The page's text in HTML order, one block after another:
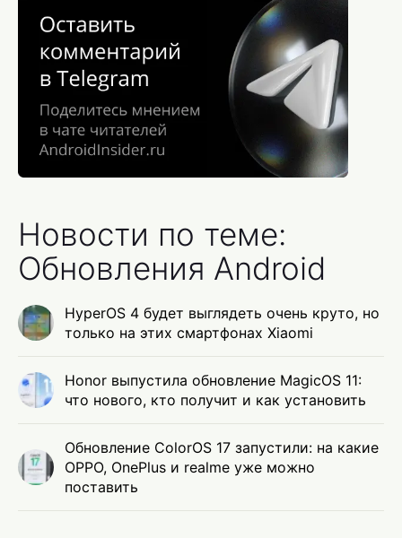
Новости по теме:
Обновления Android
HyperOS 4 будет выглядеть очень круто, но
только на этих смартфонах Xiaomi
Honor выпустила обновление MagicOS 11:
что нового, кто получит и как установить
Обновление ColorOS 17 запустили: на какие
OPPO, OnePlus и realme уже можно
поставить